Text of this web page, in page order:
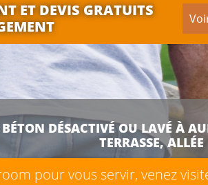
ET DEVIS GRATUITS
BÉTON DÉSACTIVÉ OU LAVÉ À
TERRASSE, ALLÉE
pour vous servir, venez